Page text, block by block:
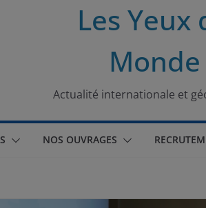
Les Yeux
Monde
Actualité internationale et
NOS OUVRAGES